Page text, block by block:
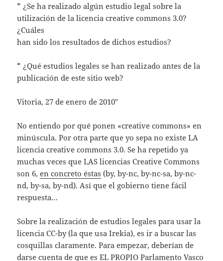
* ¿Se ha realizado algún estudio legal sobre la
utilización de la licencia creative commons 3.0?
¿Cuáles
han sido los resultados de dichos estudios?
* ¿Qué estudios legales se han realizado antes de la
publicación de este sitio web?
Vitoria, 27 de enero de 2010″
No entiendo por qué ponen «creative commons» en
minúscula. Por otra parte que yo sepa no existe LA
licencia creative commons 3.0. Se ha repetido ya
muchas veces que LAS licencias Creative Commons
son 6,en concreto éstas (by, by-nc, by-nc-sa, by-nc-
nd, by-sa, by-nd). Así que el gobierno tiene fácil
respuesta…
Sobre la realización de estudios legales para usar la
licencia CC-by (la que usa Irekia), es ir a buscar las
cosquillas claramente. Para empezar, deberían de
darse cuenta de que es EL PROPIO Parlamento Vasco